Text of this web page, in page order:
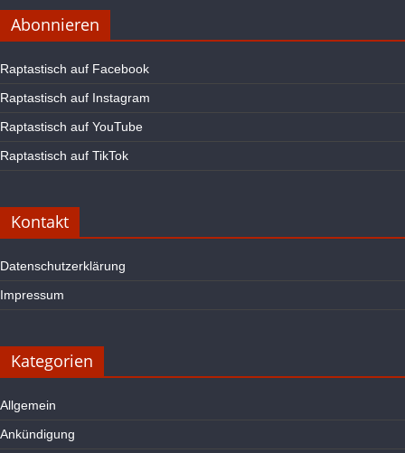
Abonnieren
Raptastisch auf Facebook
Raptastisch auf Instagram
Raptastisch auf YouTube
Raptastisch auf TikTok
Kontakt
Datenschutzerklärung
Impressum
Kategorien
Allgemein
Ankündigung